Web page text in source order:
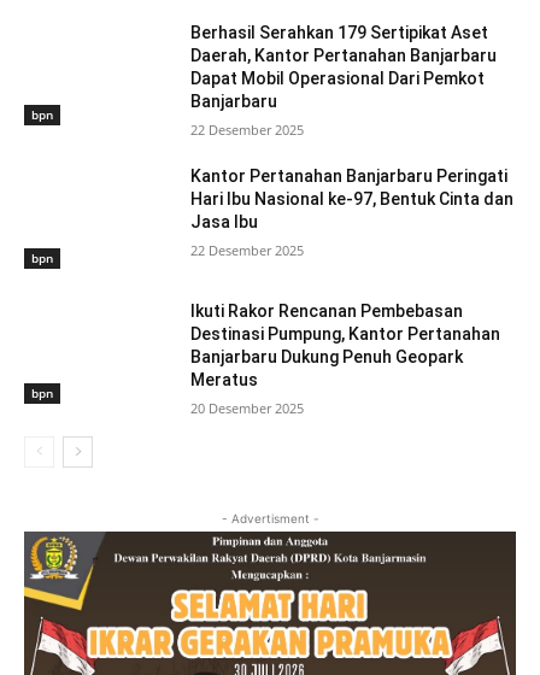
bpn
Berhasil Serahkan 179 Sertipikat Aset
Daerah, Kantor Pertanahan Banjarbaru
Dapat Mobil Operasional Dari Pemkot
Banjarbaru
22 Desember 2025
bpn
Kantor Pertanahan Banjarbaru Peringati
Hari Ibu Nasional ke-97, Bentuk Cinta dan
Jasa Ibu
22 Desember 2025
bpn
Ikuti Rakor Rencanan Pembebasan
Destinasi Pumpung, Kantor Pertanahan
Banjarbaru Dukung Penuh Geopark
Meratus
20 Desember 2025
- Advertisment -